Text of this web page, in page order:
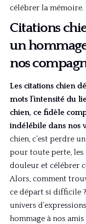
célébrer la mémoire.
Citations
un
nos
Les citations chien
mots l’intensité du
chien, ce fidèle
indélébile dans nos
chien, c’est perdre
pour toute perte, les
douleur et célébrer
Alors, comment
ce départ si difficile
univers
hommage à nos